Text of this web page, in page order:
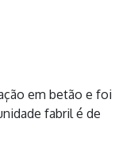
em betão e foi
fabril é de